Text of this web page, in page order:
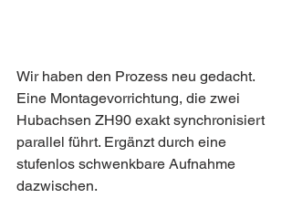
Wir haben den Prozess neu gedacht.
Eine Montagevorrichtung, die zwei
Hubachsen ZH90 exakt synchronisiert
parallel führt. Ergänzt durch eine
stufenlos schwenkbare Aufnahme
dazwischen.